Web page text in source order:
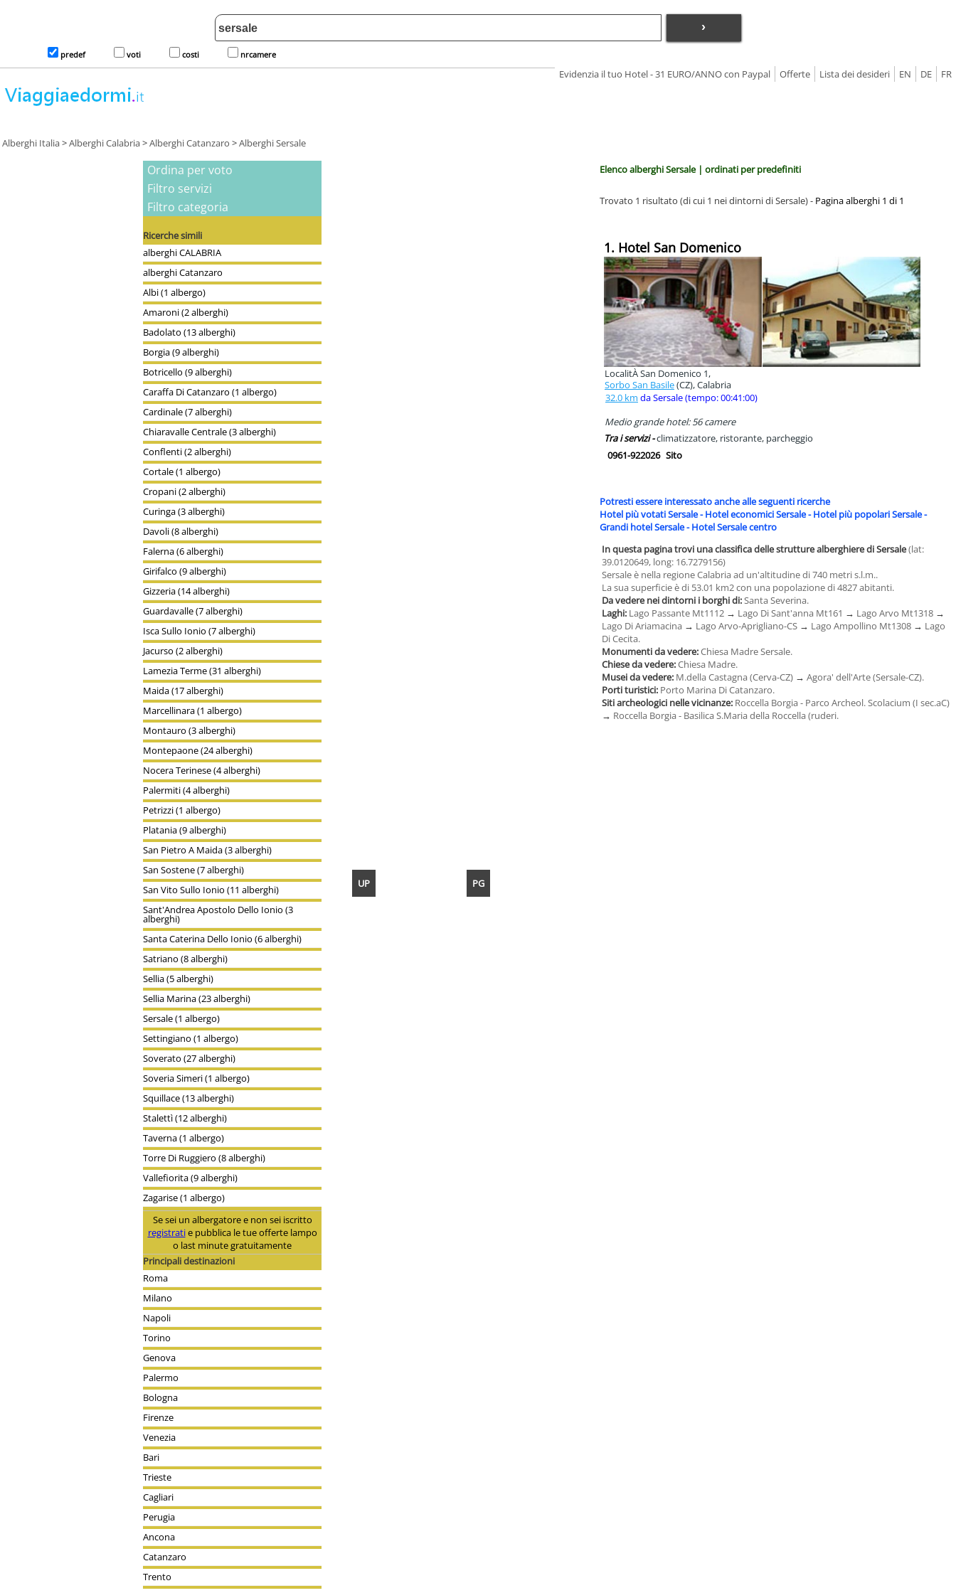
›
predef voti costi nrcamere
FR
DE
EN
Lista dei desideri
Offerte
Evidenzia il tuo Hotel - 31 EURO/ANNO con Paypal
UP PG
Alberghi Italia>Alberghi Calabria>Alberghi Catanzaro >Alberghi Sersale
Elenco alberghi Sersale | ordinati per predefiniti
Trovato 1 risultato (di cui 1 nei dintorni di Sersale) - Pagina alberghi 1 di 1
1. Hotel San Domenico
LocalitÀ San Domenico 1,
Sorbo San Basile(CZ), Calabria
32.0 km da Sersale (tempo: 00:41:00)
Medio grande hotel: 56 camere
Tra i servizi -climatizzatore, ristorante, parcheggio
0961-922026 Sito
Potresti essere interessato anche alle seguenti ricerche
Hotel più votati Sersale-Hotel economici Sersale-Hotel più popolari Sersale-
Grandi hotel Sersale-Hotel Sersale centro
In questa pagina trovi una classifica delle strutture alberghiere di Sersale(lat:
39.0120649, long: 16.7279156)
Sersale è nella regione Calabria ad un'altitudine di 740 metri s.l.m..
La sua superficie è di 53.01 km2 con una popolazione di 4827 abitanti.
Da vedere nei dintorni i borghi di:Santa Severina.
Laghi: Lago Passante Mt1112 → Lago Di Sant'anna Mt161 → Lago Arvo Mt1318 →
Lago Di Ariamacina → Lago Arvo-Aprigliano-CS → Lago Ampollino Mt1308 → Lago
Di Cecita.
Monumenti da vedere:Chiesa Madre Sersale.
Chiese da vedere:Chiesa Madre.
Musei da vedere: M.della Castagna (Cerva-CZ) → Agora' dell'Arte (Sersale-CZ).
Porti turistici: Porto Marina Di Catanzaro.
Siti archeologici nelle vicinanze: Roccella Borgia - Parco Archeol. Scolacium (I sec.aC)
→ Roccella Borgia - Basilica S.Maria della Roccella (ruderi.
Ordina per voto
Filtro servizi
Filtro categoria
Ricerche simili
alberghi CALABRIA
alberghi Catanzaro
Albi (1 albergo)
Amaroni (2 alberghi)
Badolato (13 alberghi)
Borgia (9 alberghi)
Botricello (9 alberghi)
Caraffa Di Catanzaro (1 albergo)
Cardinale (7 alberghi)
Chiaravalle Centrale (3 alberghi)
Conflenti (2 alberghi)
Cortale (1 albergo)
Cropani (2 alberghi)
Curinga (3 alberghi)
Davoli (8 alberghi)
Falerna (6 alberghi)
Girifalco (9 alberghi)
Gizzeria (14 alberghi)
Guardavalle (7 alberghi)
Isca Sullo Ionio (7 alberghi)
Jacurso (2 alberghi)
Lamezia Terme (31 alberghi)
Maida (17 alberghi)
Marcellinara (1 albergo)
Montauro (3 alberghi)
Montepaone (24 alberghi)
Nocera Terinese (4 alberghi)
Palermiti (4 alberghi)
Petrizzi (1 albergo)
Platania (9 alberghi)
San Pietro A Maida (3 alberghi)
San Sostene (7 alberghi)
San Vito Sullo Ionio (11 alberghi)
Sant'Andrea Apostolo Dello Ionio (3
alberghi)
Santa Caterina Dello Ionio (6 alberghi)
Satriano (8 alberghi)
Sellia (5 alberghi)
Sellia Marina (23 alberghi)
Sersale (1 albergo)
Settingiano (1 albergo)
Soverato (27 alberghi)
Soveria Simeri (1 albergo)
Squillace (13 alberghi)
Stalettì (12 alberghi)
Taverna (1 albergo)
Torre Di Ruggiero (8 alberghi)
Vallefiorita (9 alberghi)
Zagarise (1 albergo)
Se sei un albergatore e non sei iscritto
registratie pubblica le tue offerte lampo
o last minute gratuitamente
Principali destinazioni
Roma
Milano
Napoli
Torino
Genova
Palermo
Bologna
Firenze
Venezia
Bari
Trieste
Cagliari
Perugia
Ancona
Catanzaro
Trento